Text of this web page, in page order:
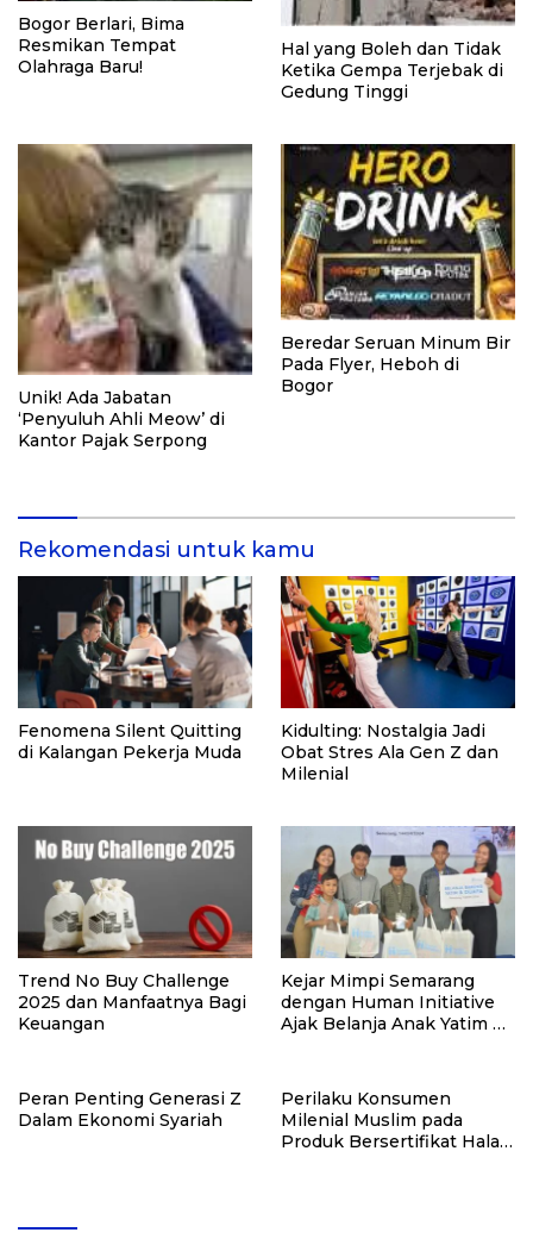
Bogor Berlari, Bima
Resmikan Tempat
Olahraga Baru!
Hal yang Boleh dan Tidak
Ketika Gempa Terjebak di
Gedung Tinggi
Unik! Ada Jabatan
‘Penyuluh Ahli Meow’ di
Kantor Pajak Serpong
Beredar Seruan Minum Bir
Pada Flyer, Heboh di
Bogor
Rekomendasi untuk kamu
Fenomena Silent Quitting
di Kalangan Pekerja Muda
Kidulting: Nostalgia Jadi
Obat Stres Ala Gen Z dan
Milenial
Trend No Buy Challenge
2025 dan Manfaatnya Bagi
Keuangan
Kejar Mimpi Semarang
dengan Human Initiative
Ajak Belanja Anak Yatim &
Peran Penting Generasi Z
Dalam Ekonomi Syariah
Perilaku Konsumen
Milenial Muslim pada
Produk Bersertifikat Halal